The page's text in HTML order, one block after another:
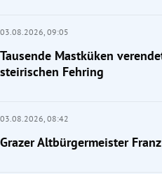
03.08.2026, 09:05
Tausende Mastküken
steirischen Fehring
03.08.2026, 08:42
Grazer Altbürgermeister